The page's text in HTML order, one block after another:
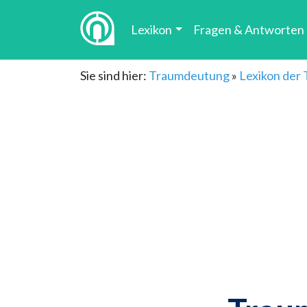
Lexikon Fragen & Antworten
Sie sind hier: Traumdeutung» Lexikon der